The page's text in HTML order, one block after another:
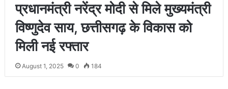
प्रधानमंत्री नरेंद्र मोदी से मिले मुख्यमंत्री
विष्णुदेव साय, छत्तीसगढ़ के विकास को
मिली नई रफ्तार
August 1, 2025 0 184